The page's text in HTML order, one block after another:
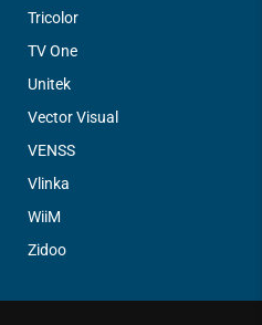
Tricolor
TV One
Unitek
Vector Visual
VENSS
Vlinka
WiiM
Zidoo